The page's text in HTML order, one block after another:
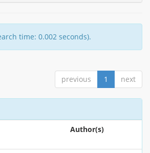
time: 0.002 seconds).
previous 1 next
Author(s)